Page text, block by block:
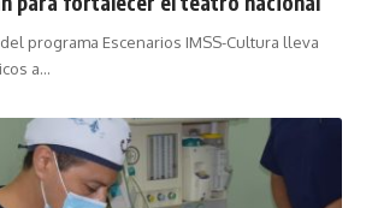
programa Escenarios IMSS-Cultura lleva
a…